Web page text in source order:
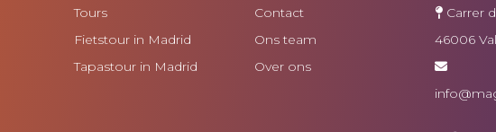
Tours
Fietstour in Madrid
Tapastour in Madrid
Contact
Ons team
Over ons
Carrer
46006